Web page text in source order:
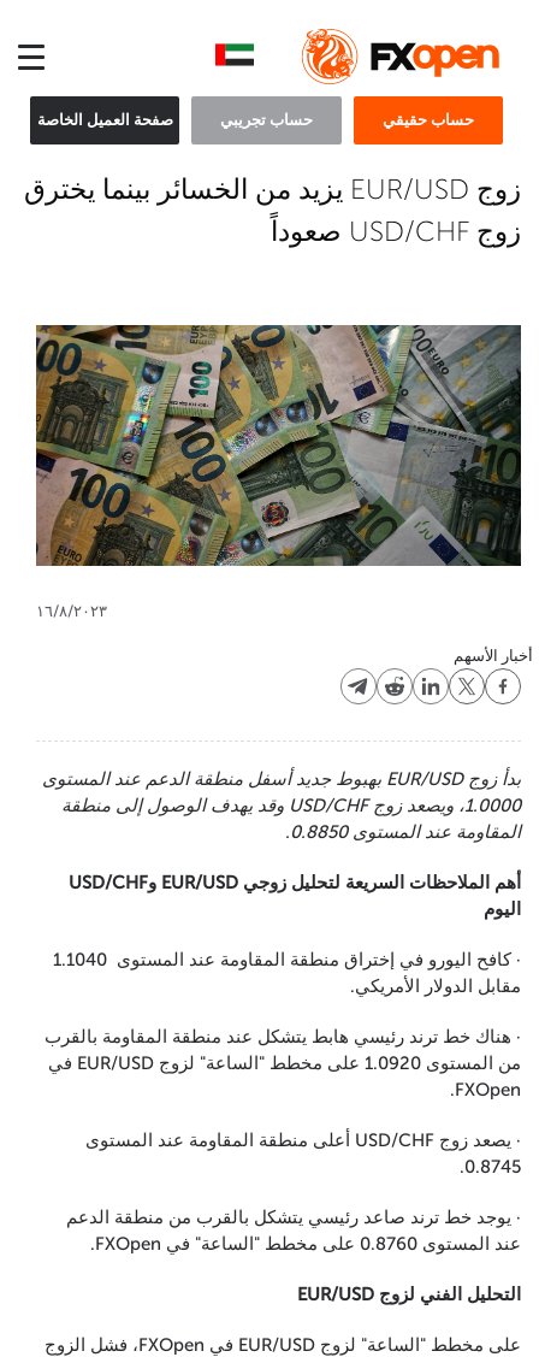
حساب حقيقي حساب تجريبي صفحة العميل الخاصة
زوج EUR/USD يزيد من الخسائر بينما يخترق
زوج USD/CHF صعوداً
١٦/٨/٢٠٢٣
أخبار الأسهم
بدأ زوج EUR/USD بهبوط جديد أسفل منطقة الدعم عند المستوى
1.0000، ويصعد زوج USD/CHF وقد يهدف الوصول إلى منطقة
المقاومة عند المستوى 0.8850.
أهم الملاحظات السريعة لتحليل زوجي EUR/USD وUSD/CHF
اليوم
· كافح اليورو في إختراق منطقة المقاومة عند المستوى 1.1040
مقابل الدولار الأمريكي.
· هناك خط ترند رئيسي هابط يتشكل عند منطقة المقاومة بالقرب
من المستوى 1.0920 على مخطط "الساعة" لزوج EUR/USD في
FXOpen.
· يصعد زوج USD/CHF أعلى منطقة المقاومة عند المستوى
0.8745.
· يوجد خط ترند صاعد رئيسي يتشكل بالقرب من منطقة الدعم
عند المستوى 0.8760 على مخطط "الساعة" في FXOpen.
التحليل الفني لزوج EUR/USD
على مخطط "الساعة" لزوج EUR/USD في FXOpen، فشل الزوج